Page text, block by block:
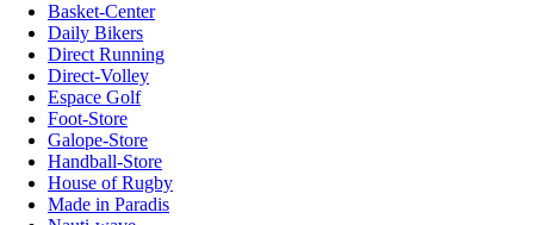
Basket-Center
Daily Bikers
Direct Running
Direct-Volley
Espace Golf
Foot-Store
Galope-Store
Handball-Store
House of Rugby
Made in Paradis